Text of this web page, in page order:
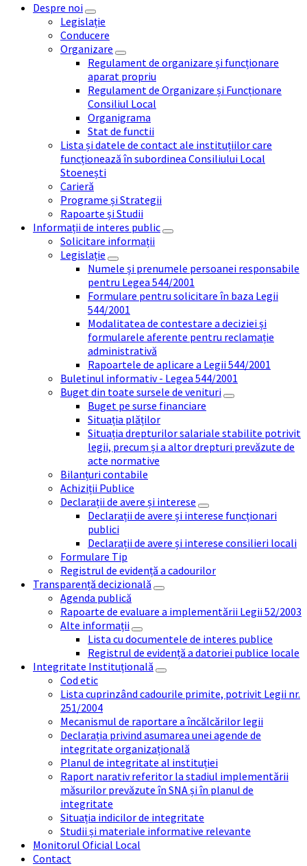
Despre noi
Legislație
Conducere
Organizare
Regulament de organizare și funcționare
aparat propriu
Regulament de Organizare și Funcționare
Consiliul Local
Organigrama
Stat de functii
Lista și datele de contact ale instituțiilor care
funcționează în subordinea Consiliului Local
Stoenești
Carieră
Programe și Strategii
Rapoarte și Studii
Informații de interes public
Solicitare informații
Legislație
Numele și prenumele persoanei responsabile
pentru Legea 544/2001
Formulare pentru solicitare în baza Legii
544/2001
Modalitatea de contestare a deciziei și
formularele aferente pentru reclamație
administrativă
Rapoartele de aplicare a Legii 544/2001
Buletinul informativ - Legea 544/2001
Buget din toate sursele de venituri
Buget pe surse financiare
Situația plăților
Situația drepturilor salariale stabilite potrivit
legii, precum și a altor drepturi prevăzute de
acte normative
Bilanțuri contabile
Achiziții Publice
Declarații de avere și interese
Declarații de avere și interese funcționari
publici
Declarații de avere și interese consilieri locali
Formulare Tip
Registrul de evidență a cadourilor
Transparență decizională
Agenda publică
Rapoarte de evaluare a implementării Legii 52/2003
Alte informații
Lista cu documentele de interes publice
Registrul de evidență a datoriei publice locale
Integritate Instituțională
Cod etic
Lista cuprinzând cadourile primite, potrivit Legii nr.
251/2004
Mecanismul de raportare a încălcărilor legii
Declarația privind asumarea unei agende de
integritate organizațională
Planul de integritate al instituției
Raport narativ referitor la stadiul implementării
măsurilor prevăzute în SNA și în planul de
integritate
Situația indicilor de integritate
Studii și materiale informative relevante
Monitorul Oficial Local
Contact